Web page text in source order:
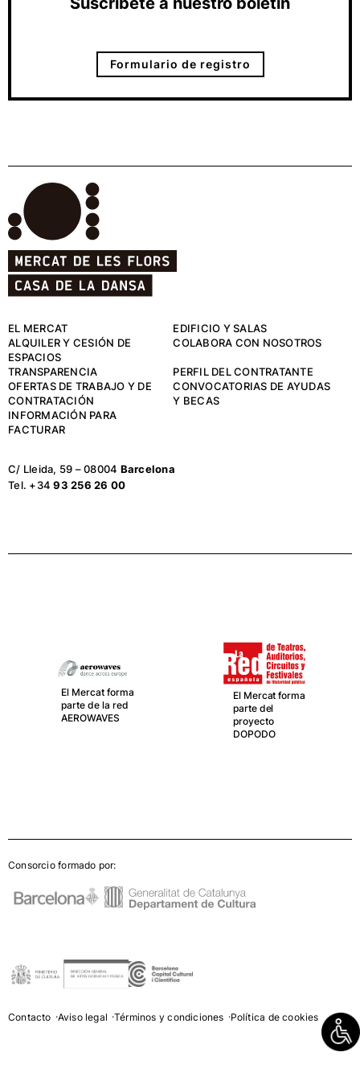
Formulario de registro
EL MERCAT
EDIFICIO Y SALAS
ALQUILER Y CESIÓN DE
ESPACIOS
COLABORA CON NOSOTROS
TRANSPARENCIA
PERFIL DEL CONTRATANTE
OFERTAS DE TRABAJO Y DE
CONTRATACIÓN
CONVOCATORIAS DE AYUDAS
Y BECAS
INFORMACIÓN PARA
FACTURAR
C/ Lleida, 59 – 08004 Barcelona
Tel. +3493 256 26 00
El Mercat forma
parte de la red
AEROWAVES
El Mercat forma
parte del
proyecto
DOPODO
Consorcio formado por:
Contacto Aviso legal Términos y condiciones Política de cookies